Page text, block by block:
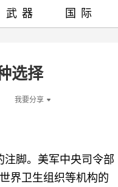
选择
我要分享
注脚。美军中央司令部
界卫生组织等机构的
武器 国际